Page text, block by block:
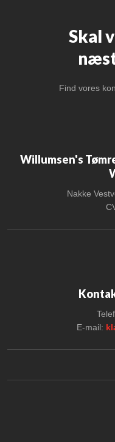
Skal
Find vores
Willumsen's
Nakke
E-mail: